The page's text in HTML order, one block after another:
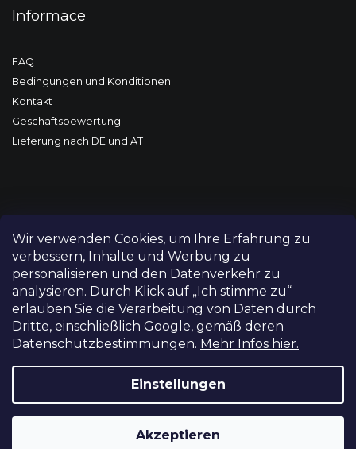
Wir verwenden Cookies, um Ihre Erfahrung zu
verbessern, Inhalte und Werbung zu
personalisieren und den Datenverkehr zu
analysieren. Durch Klick auf „Ich stimme zu“
erlauben Sie die Verarbeitung von Daten durch
Dritte, einschließlich Google, gemäß deren
Datenschutzbestimmungen. Mehr Infos hier.
Einstellungen
Akzeptieren
Informace
FAQ
Bedingungen und Konditionen
Kontakt
Geschäftsbewertung
Lieferung nach DE und AT
Erstellt von Shoptet
Copyright 2026FILM-TECHNIKA. Alle Rechte vorbehalten.
Cookie-Einstellungen ändern